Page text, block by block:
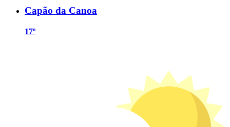
Capão da Canoa
17º